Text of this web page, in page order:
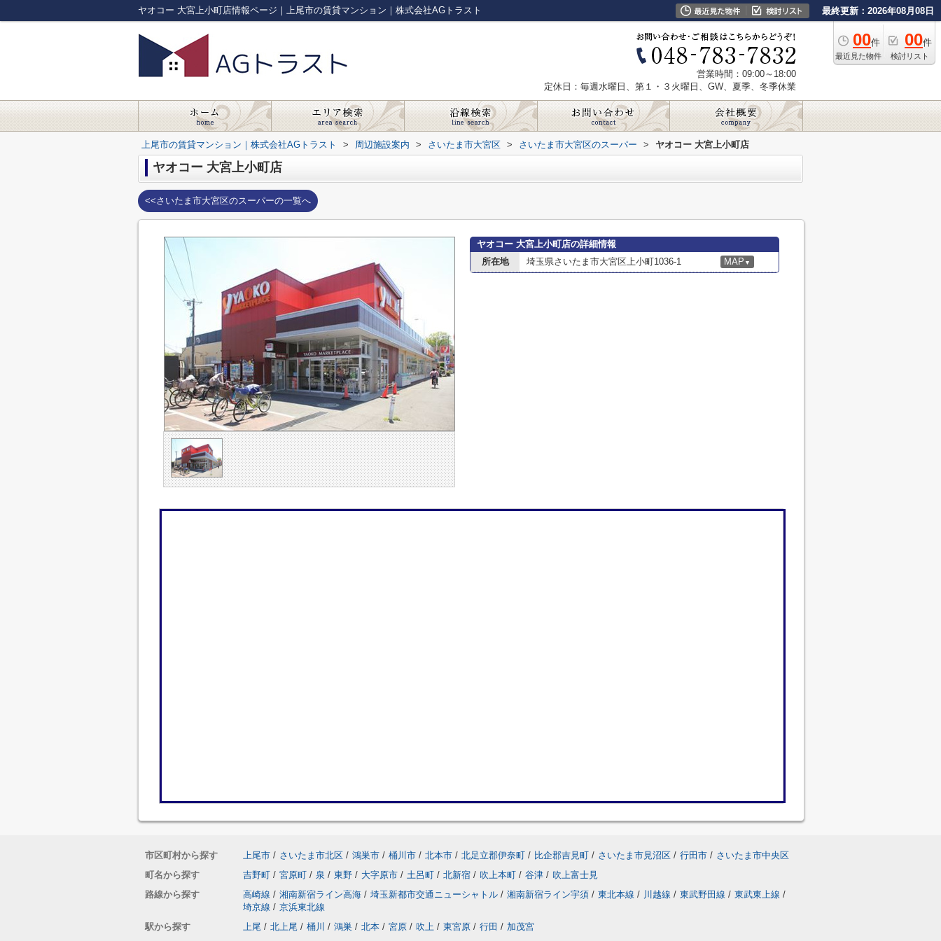
ヤオコー 大宮上小町店情報ページ｜上尾市の賃貸マンション｜株式会社AGトラスト 最終更新：2026年08月08日
00件
最近見た物件
00件
検討リスト
営業時間：09:00～18:00
定休日：毎週水曜日、第１・３火曜日、GW、夏季、冬季休業
上尾市の賃貸マンション｜株式会社AGトラスト > 周辺施設案内 > さいたま市大宮区 > さいたま市大宮区のスーパー > ヤオコー 大宮上小町店
ヤオコー 大宮上小町店
<<さいたま市大宮区のスーパーの一覧へ
ヤオコー 大宮上小町店の詳細情報
所在地
埼玉県さいたま市大宮区上小町1036-1 MAP ▼
市区町村から探す 上尾市 / さいたま市北区 / 鴻巣市 / 桶川市 / 北本市 / 北足立郡伊奈町 / 比企郡吉見町 / さいたま市見沼区 / 行田市 / さいたま市中央区
町名から探す
吉野町 / 宮原町 / 泉 / 東野 / 大字原市 / 土呂町 / 北新宿 / 吹上本町 / 谷津 / 吹上富士見
路線から探す
高崎線 / 湘南新宿ライン高海 / 埼玉新都市交通ニューシャトル / 湘南新宿ライン宇須 / 東北本線 / 川越線 / 東武野田線 / 東武東上線 /
埼京線 / 京浜東北線
駅から探す
上尾 / 北上尾 / 桶川 / 鴻巣 / 北本 / 宮原 / 吹上 / 東宮原 / 行田 / 加茂宮